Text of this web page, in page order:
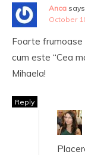
Anca
October
Foarte frumoase
cum este “Cea
Mihaela!
Reply